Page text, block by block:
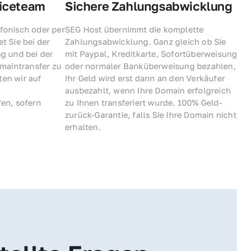
oder per
Sie bei der
und bei der
zu
wir auf
sofern
Sichere Zahlungsabwicklung
SEG Host übernimmt die komplette
Zahlungsabwicklung. Ganz gleich ob Sie
mit Paypal, Kreditkarte, Sofortüberweisung
oder normaler Banküberweisung bezahlen,
Ihr Geld wird erst dann an den Verkäufer
ausbezahlt, wenn Ihre Domain erfolgreich
zu Ihnen transferiert wurde. 100% Geld-
zurück-Garantie, falls Sie Ihre Domain nicht
erhalten.